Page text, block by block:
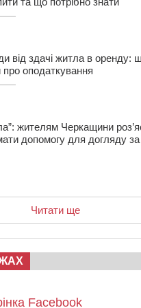
від здачі житла в оренду:
про оподаткування
жителям Черкащини
допомогу для догляду
Читати ще
Facebook